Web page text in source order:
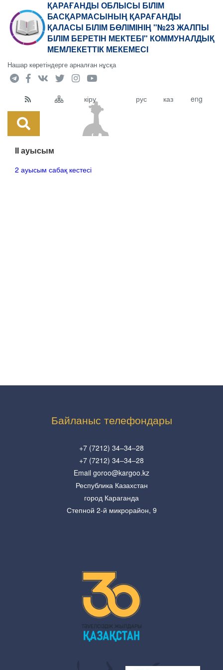
ҚАРАҒАНДЫ ОБЛЫСЫ БІЛІМ
БАСҚАРМАСЫНЫҢ ҚАРАҒАНДЫ
ҚАЛАСЫ БІЛІМ БӨЛІМІНІҢ "№23 ЖАЛПЫ
БІЛІМ БЕРЕТІН МЕКТЕБІ" КОММУНАЛДЫҚ
МЕМЛЕКЕТТІК МЕКЕМЕСІ
Нашар көретіндерге арналған нұсқа
кіру рус каз eng
II ауысым
2 ауысым сабақ кестесі
Байланыс телефондары
+7 (7212) 34–34–28
+7 (7212) 34–34–28
Email goroo@kargoo.kz
Республика Казахстан
город Караганда
Степной 2-й микрорайон, 9